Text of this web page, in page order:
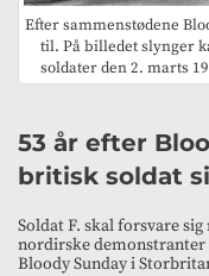
Efter sammenstødene
til. På billedet slynger
soldater den 2. marts
53 år efter
britisk soldat
Soldat F. skal forsvare
nordirske demonstranter
Bloody Sunday i